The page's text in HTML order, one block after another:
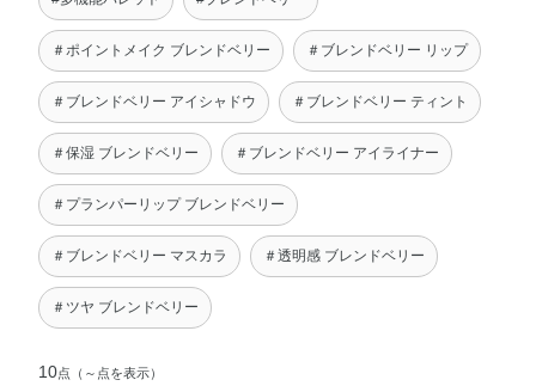
＃ポイントメイク ブレンドベリー ＃ブレンドベリー リップ
＃ブレンドベリー アイシャドウ ＃ブレンドベリー ティント
＃保湿 ブレンドベリー ＃ブレンドベリー アイライナー
＃プランパーリップ ブレンドベリー
＃ブレンドベリー マスカラ ＃透明感 ブレンドベリー
＃ツヤ ブレンドベリー
10点 （～点を表示）